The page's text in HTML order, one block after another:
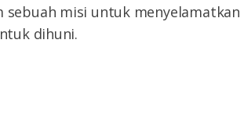
sebuah misi untuk
dihuni.